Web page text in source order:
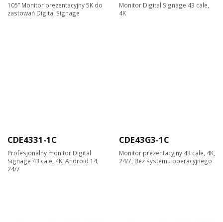
105” Monitor prezentacyjny 5K do
zastowań Digital Signage
Monitor Digital Signage 43 cale,
4K
CDE4331-1C
Profesjonalny monitor Digital
Signage 43 cale, 4K, Android 14,
24/7
CDE43G3-1C
Monitor prezentacyjny 43 cale, 4K,
24/7, Bez systemu operacyjnego